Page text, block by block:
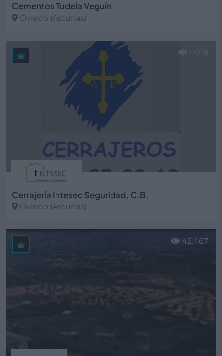
Cementos Tudela Veguín
Oviedo (Asturias)
Ver más
Cerrajería Intesec Seguridad, C.B.
Oviedo (Asturias)
Ver más
4018
42.467